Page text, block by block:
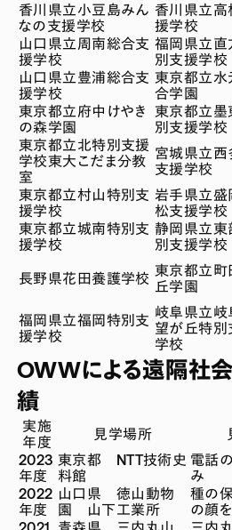
香川県立小豆島みん
なの支援学校
香川県立高
援学校
山口県立周南総合支
援学校
福岡県立直
別支援学校
山口県立豊浦総合支
援学校
東京都立水
合学園
東京都立府中けやき
の森学園
東京都立墨
別支援学校
東京都立北特別支援
学校東大こだま分教
室
宮城県立西
支援学校
東京都立村山特別支
援学校
岩手県立盛
松支援学校
東京都立城南特別支
援学校
静岡県立東
別支援学校
長野県花田養護学校 東京都立町
丘学園
福岡県立福岡特別支
援学校
岐阜県立岐
望が丘特別
学校
OWWによる遠隔社
績
実施
年度
見学場所
2023
年度
東京都 NTT技術史
料館
電話
み
2022
年度
山口県 徳山動物
園 山下工業所
種の
の顔